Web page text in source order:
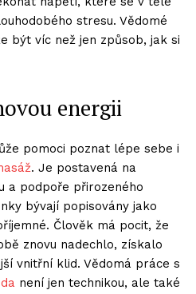
stresu. Vědomé
být víc než jen způsob, jak si
energii
pomoci poznat lépe sebe i
. Je postavená na
a podpoře přirozeného
bývají popisovány jako
Člověk má pocit, že
znovu nadechlo, získalo
vnitřní klid. Vědomá práce s
není jen technikou, ale také